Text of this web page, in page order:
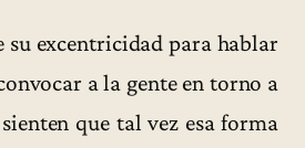
su excentricidad para hablar
a la gente en torno a
que tal vez esa forma